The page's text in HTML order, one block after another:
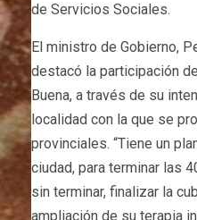
de Servicios Sociales.
El ministro de Gobierno,
destacó la participación
Buena, a través de su
localidad con la que se
provinciales. “Tiene un
ciudad, para terminar las
sin terminar, finalizar la
ampliación de su terapia